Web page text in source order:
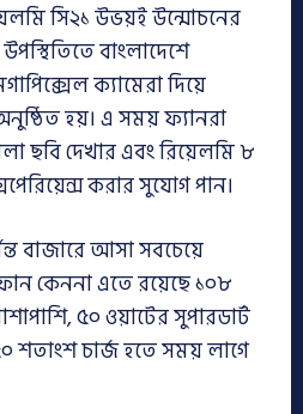
সি২১ উভয়ই উন্মোচনের
বাংলাদেশে
ক্যামেরা দিয়ে
হয়। এ সময় ফ্যানরা
ছবি দেখার এবং রিয়েলমি ৮
করার সুযোগ পান।
বাজারে আসা সবচেয়ে
কেননা এতে রয়েছে ১০৮
৫০ ওয়াটের সুপারডার্ট
শতাংশ চার্জ হতে সময় লাগে